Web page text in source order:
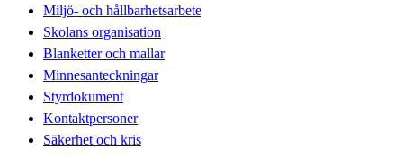
Miljö- och hållbarhetsarbete
Skolans organisation
Blanketter och mallar
Minnesanteckningar
Styrdokument
Kontaktpersoner
Säkerhet och kris